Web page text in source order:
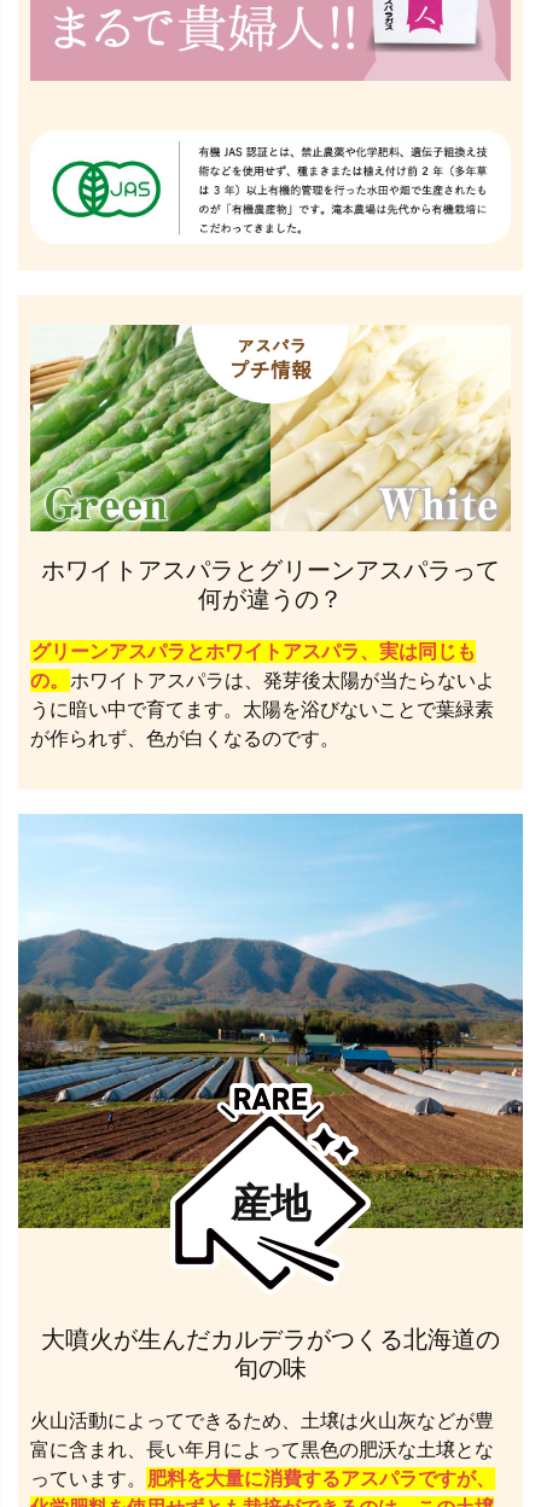
ホワイトアスパラとグリーンアスパラって
何が違うの？
グリーンアスパラとホワイトアスパラ、実は同じも
の。
ホワイトアスパラは、発芽後太陽が当たらないよ
うに暗い中で育てます。太陽を浴びないことで葉緑素
が作られず、色が白くなるのです。
産地
大噴火が生んだカルデラがつくる北海道の
旬の味
火山活動によってできるため、土壌は火山灰などが豊
富に含まれ、長い年月によって黒色の肥沃な土壌とな
っています。
肥料を大量に消費するアスパラですが、